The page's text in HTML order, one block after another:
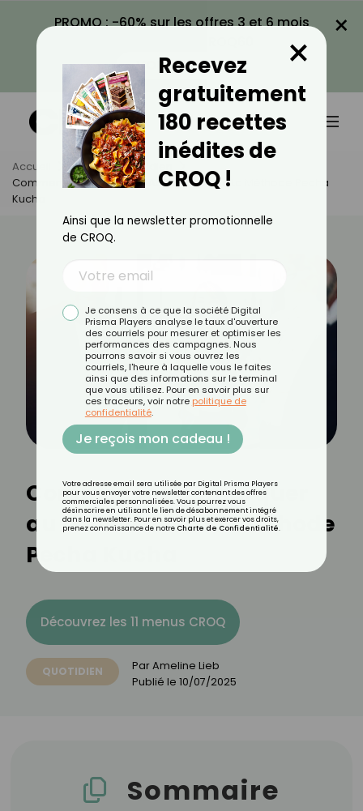
PROMO : -60% sur les offres 3 et 6 mois
VOIR LA PROMO
×
Accueil Actus
Quotidien
Comment Se Démarquer Au Travail Avec La Méthode Pecha
Kucha
Comment se démarquer
au travail avec la méthode
Pecha Kucha
Découvrez les 11 menus CROQ
QUOTIDIEN ParAmeline Lieb
Publié le 10/07/2025
Sommaire
Recevez
gratuitement
180 recettes
inédites de
CROQ !
×
Ainsi que la newsletter promotionnelle
de CROQ.
Je consens à ce que la société Digital
Prisma Players analyse le taux d'ouverture
des courriels pour mesurer et optimiser les
performances des campagnes. Nous
pourrons savoir si vous ouvrez les
courriels, l'heure à laquelle vous le faites
ainsi que des informations sur le terminal
que vous utilisez. Pour en savoir plus sur
ces traceurs, voir notre politique de
confidentialité.
Je reçois mon cadeau !
Votre adresse email sera utilisée par Digital Prisma Players
pour vous envoyer votre newsletter contenant des offres
commerciales personnalisées. Vous pourrez vous
désinscrire en utilisant le lien de désabonnement intégré
dans la newsletter. Pour en savoir plus et exercer vos droits,
prenez connaissance de notre Charte de Confidentialité.